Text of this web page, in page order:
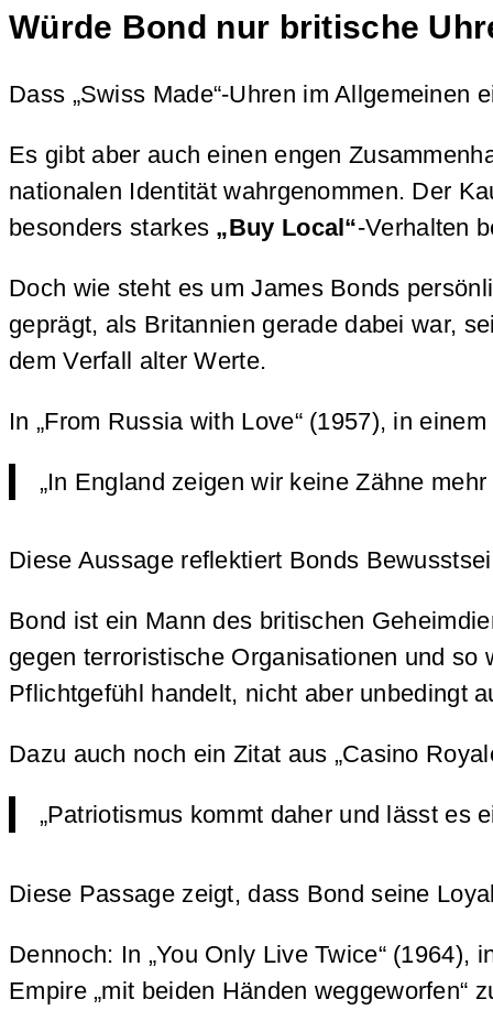
Würde Bond nur britische
Dass „Swiss Made“-Uhren im
Es gibt aber auch einen engen
nationalen Identität wahrgenommen. Der
besonders starkes „Buy Local“-Verhalten
Doch wie steht es um James Bonds
geprägt, als Britannien gerade dabei war,
dem Verfall alter Werte.
In „From Russia with Love“ (1957), in
„In England zeigen wir keine Zähne
Diese Aussage reflektiert Bonds
Bond ist ein Mann des britischen
gegen terroristische Organisationen und
Pflichtgefühl handelt, nicht aber unbedingt
Dazu auch noch ein Zitat aus „Casino
„Patriotismus kommt daher und lässt es
Diese Passage zeigt, dass Bond seine
Dennoch: In „You Only Live Twice“
Empire „mit beiden Händen